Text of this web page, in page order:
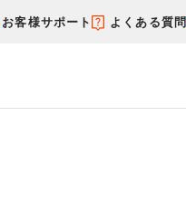
お客様サポート よくある質問